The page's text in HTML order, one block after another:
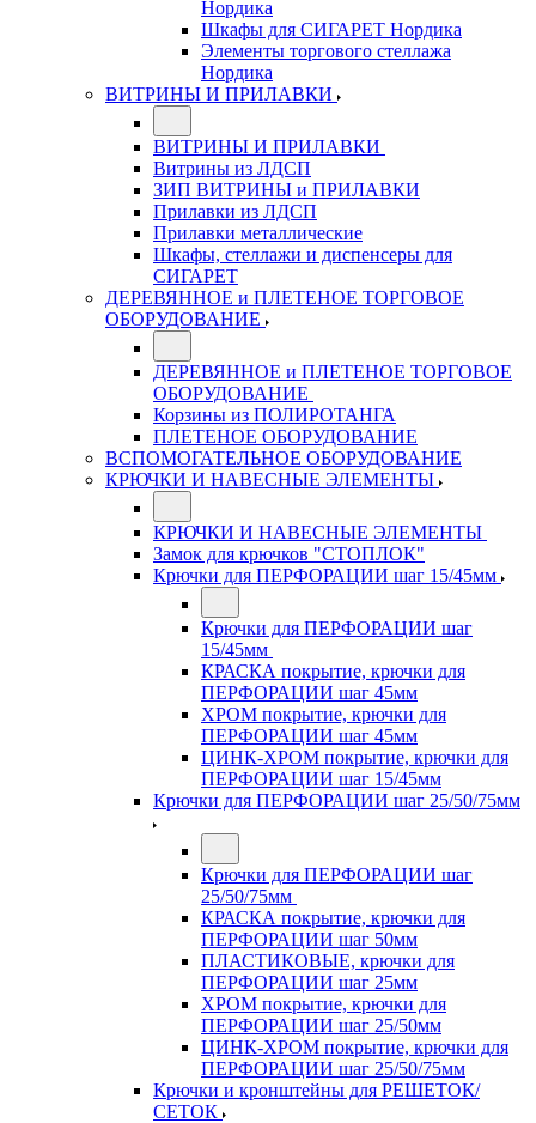
Нордика
Шкафы для СИГАРЕТ Нордика
Элементы торгового стеллажа
Нордика
ВИТРИНЫ И ПРИЛАВКИ
ВИТРИНЫ И ПРИЛАВКИ
Витрины из ЛДСП
ЗИП ВИТРИНЫ и ПРИЛАВКИ
Прилавки из ЛДСП
Прилавки металлические
Шкафы, стеллажи и диспенсеры для
СИГАРЕТ
ДЕРЕВЯННОЕ и ПЛЕТЕНОЕ ТОРГОВОЕ
ОБОРУДОВАНИЕ
ДЕРЕВЯННОЕ и ПЛЕТЕНОЕ ТОРГОВОЕ
ОБОРУДОВАНИЕ
Корзины из ПОЛИРОТАНГА
ПЛЕТЕНОЕ ОБОРУДОВАНИЕ
ВСПОМОГАТЕЛЬНОЕ ОБОРУДОВАНИЕ
КРЮЧКИ И НАВЕСНЫЕ ЭЛЕМЕНТЫ
КРЮЧКИ И НАВЕСНЫЕ ЭЛЕМЕНТЫ
Замок для крючков "СТОПЛОК"
Крючки для ПЕРФОРАЦИИ шаг 15/45мм
Крючки для ПЕРФОРАЦИИ шаг
15/45мм
КРАСКА покрытие, крючки для
ПЕРФОРАЦИИ шаг 45мм
ХРОМ покрытие, крючки для
ПЕРФОРАЦИИ шаг 45мм
ЦИНК-ХРОМ покрытие, крючки для
ПЕРФОРАЦИИ шаг 15/45мм
Крючки для ПЕРФОРАЦИИ шаг 25/50/75мм
Крючки для ПЕРФОРАЦИИ шаг
25/50/75мм
КРАСКА покрытие, крючки для
ПЕРФОРАЦИИ шаг 50мм
ПЛАСТИКОВЫЕ, крючки для
ПЕРФОРАЦИИ шаг 25мм
ХРОМ покрытие, крючки для
ПЕРФОРАЦИИ шаг 25/50мм
ЦИНК-ХРОМ покрытие, крючки для
ПЕРФОРАЦИИ шаг 25/50/75мм
Крючки и кронштейны для РЕШЕТОК/
СЕТОК